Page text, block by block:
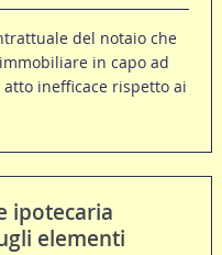
del notaio che
in capo ad
inefficace rispetto ai
ipotecaria
elementi